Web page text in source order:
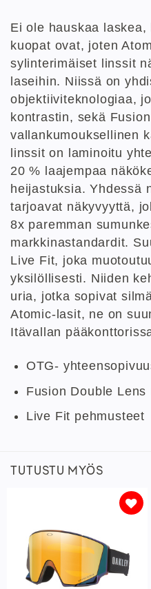
Ei ole hauskaa
kuopat ovat, joten
sylinterimäiset linssit
laseihin. Niissä on
objektiiviteknologiaa,
kontrastin, sekä
vallankumouksellinen
linssit on laminoitu
20 % laajempaa
heijastuksia. Yhdessä
tarjoavat näkyvyyttä,
8x paremman
markkinastandardit.
Live Fit, joka
yksilöllisesti. Niiden
uria, jotka sopivat
Atomic-lasit, ne on
Itävallan
OTG-
Fusion Double Lens
Live Fit pehmusteet
TUTUSTU MYÖS
toivelistaan